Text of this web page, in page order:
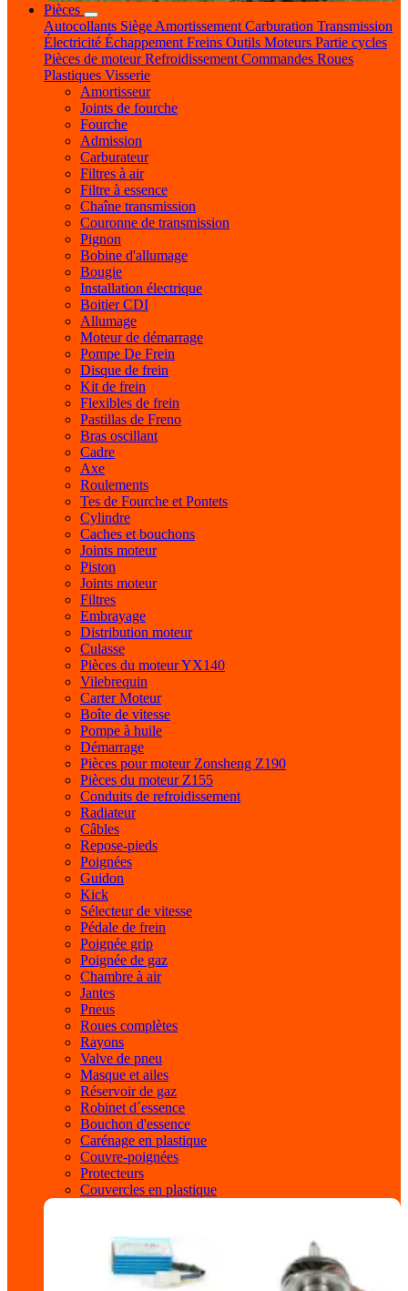
Pièces
Autocollants Siège Amortissement Carburation Transmission
Électricité Échappement Freins Outils Moteurs Partie cycles
Pièces de moteurRefroidissement Commandes Roues
Plastiques Visserie
Amortisseur
Joints de fourche
Fourche
Admission
Carburateur
Filtres à air
Filtre à essence
Chaîne transmission
Couronne de transmission
Pignon
Bobine d'allumage
Bougie
Installation électrique
Boitier CDI
Allumage
Moteur de démarrage
Pompe De Frein
Disque de frein
Kit de frein
Flexibles de frein
Pastillas de Freno
Bras oscillant
Cadre
Axe
Roulements
Tes de Fourche et Pontets
Cylindre
Caches et bouchons
Joints moteur
Piston
Joints moteur
Filtres
Embrayage
Distribution moteur
Culasse
Pièces du moteur YX140
Vilebrequin
Carter Moteur
Boîte de vitesse
Pompe à huile
Démarrage
Pièces pour moteur Zonsheng Z190
Pièces du moteur Z155
Conduits de refroidissement
Radiateur
Câbles
Repose-pieds
Poignées
Guidon
Kick
Sélecteur de vitesse
Pédale de frein
Poignée grip
Poignée de gaz
Chambre à air
Jantes
Pneus
Roues complètes
Rayons
Valve de pneu
Masque et ailes
Réservoir de gaz
Robinet d´essence
Bouchon d'essence
Carénage en plastique
Couvre-poignées
Protecteurs
Couvercles en plastique